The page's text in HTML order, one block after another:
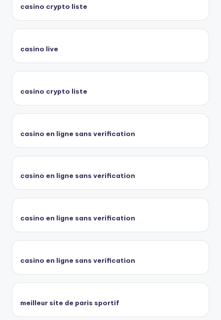
casino crypto liste
casino live
casino crypto liste
casino en ligne sans verification
casino en ligne sans verification
casino en ligne sans verification
casino en ligne sans verification
meilleur site de paris sportif